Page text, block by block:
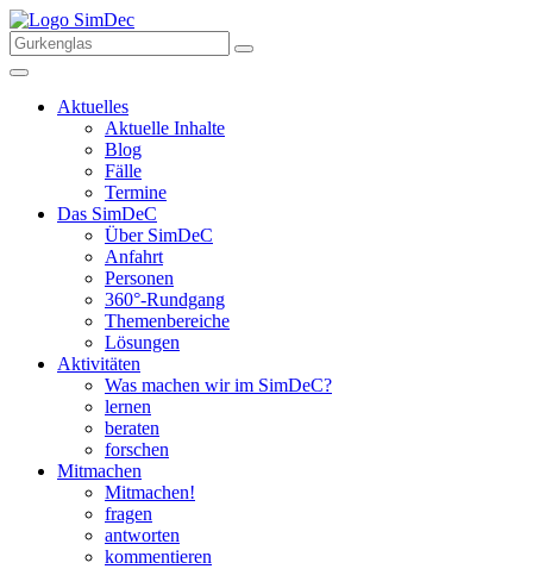
Aktuelles
Aktuelle Inhalte
Blog
Fälle
Termine
Das SimDeC
Über SimDeC
Anfahrt
Personen
360°-Rundgang
Themenbereiche
Lösungen
Aktivitäten
Was machen wir im SimDeC?
lernen
beraten
forschen
Mitmachen
Mitmachen!
fragen
antworten
kommentieren